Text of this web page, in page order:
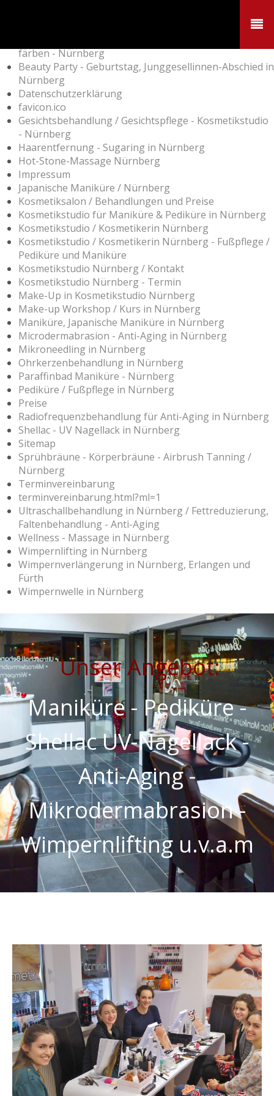
färben - Nürnberg
Beauty Party - Geburtstag, Junggesellinnen-Abschied in
Nürnberg
Datenschutzerklärung
favicon.ico
Gesichtsbehandlung / Gesichtspflege - Kosmetikstudio
- Nürnberg
Haarentfernung - Sugaring in Nürnberg
Hot-Stone-Massage Nürnberg
Impressum
Japanische Maniküre / Nürnberg
Kosmetiksalon / Behandlungen und Preise
Kosmetikstudio für Maniküre & Pediküre in Nürnberg
Kosmetikstudio / Kosmetikerin Nürnberg
Kosmetikstudio / Kosmetikerin Nürnberg - Fußpflege /
Pediküre und Maniküre
Kosmetikstudio Nürnberg / Kontakt
Kosmetikstudio Nürnberg - Termin
Make-Up in Kosmetikstudio Nürnberg
Make-up Workshop / Kurs in Nürnberg
Maniküre, Japanische Maniküre in Nürnberg
Microdermabrasion - Anti-Aging in Nürnberg
Mikroneedling in Nürnberg
Ohrkerzenbehandlung in Nürnberg
Paraffinbad Maniküre - Nürnberg
Pediküre / Fußpflege in Nürnberg
Preise
Radiofrequenzbehandlung für Anti-Aging in Nürnberg
Shellac - UV Nagellack in Nürnberg
Sitemap
Sprühbräune - Körperbräune - Airbrush Tanning /
Nürnberg
Terminvereinbarung
terminvereinbarung.html?ml=1
Ultraschallbehandlung in Nürnberg / Fettreduzierung,
Faltenbehandlung - Anti-Aging
Wellness - Massage in Nürnberg
Wimpernlifting in Nürnberg
Wimpernverlängerung in Nürnberg, Erlangen und
Fürth
Wimpernwelle in Nürnberg
Unser Angebot:
Maniküre - Pediküre -
Shellac UV-Nagellack -
Anti-Aging -
Mikrodermabrasion -
Wimpernlifting u.v.a.m